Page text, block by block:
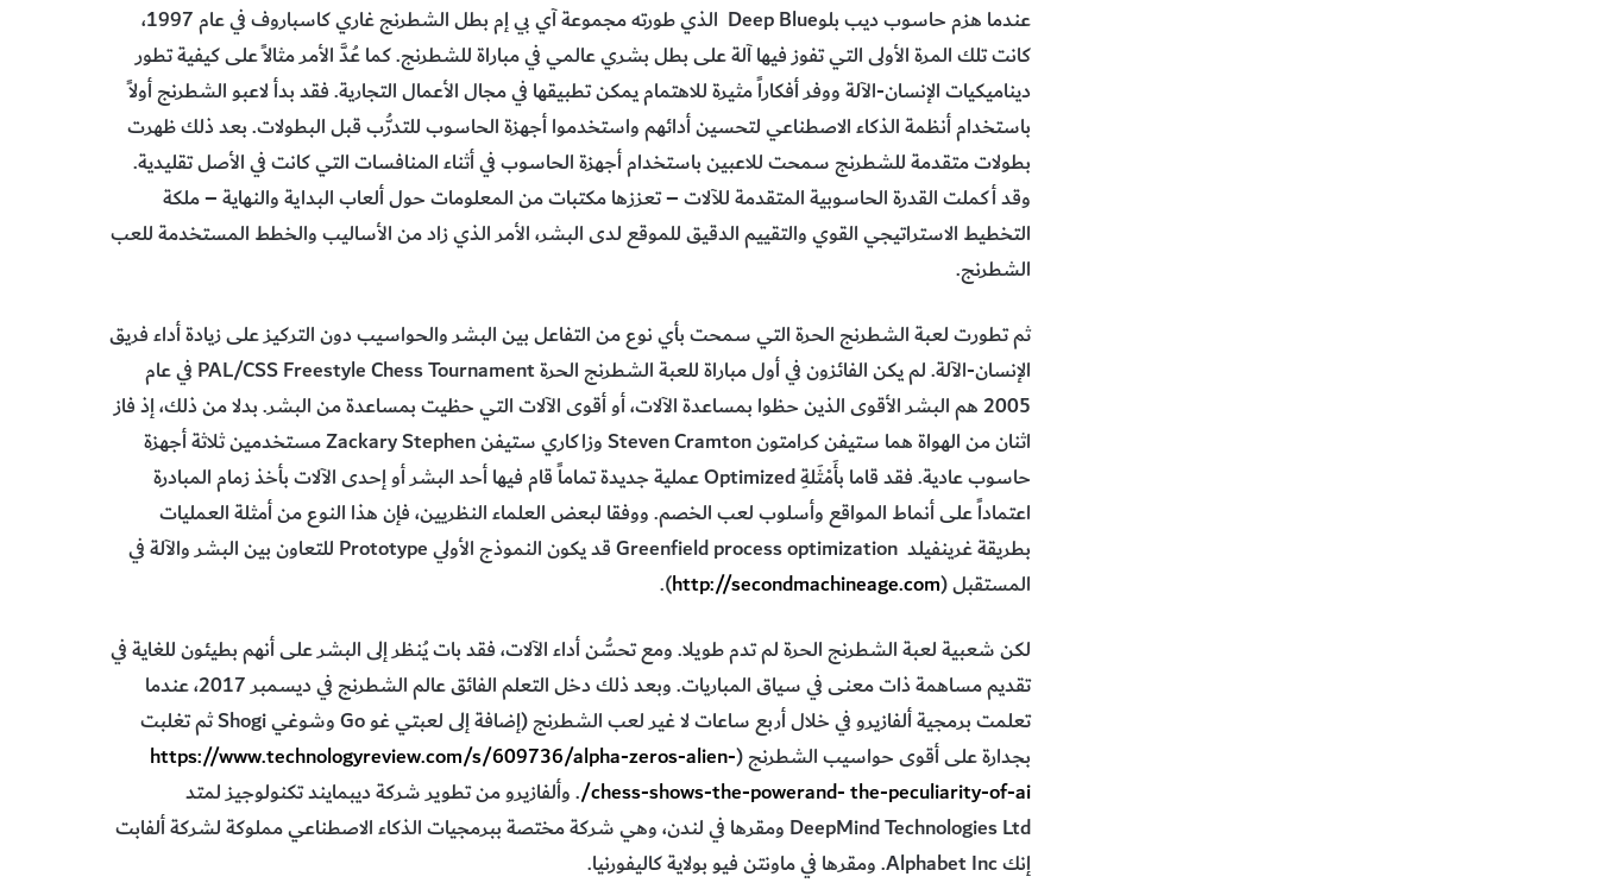
عندما هزم حاسوب ديب بلوDeep Blue الذي طورته مجموعة آي بي إم بطل الشطرنج غاري كاسباروف في عام 1997،
كانت تلك المرة الأولى التي تفوز فيها آلة على بطل بشري عالمي في مباراة للشطرنج. كما عُدَّ الأمر مثالاً على كيفية تطور
ديناميكيات الإنسان-الآلة ووفر أفكاراً مثيرة للاهتمام يمكن تطبيقها في مجال الأعمال التجارية. فقد بدأ لاعبو الشطرنج أولاً
باستخدام أنظمة الذكاء الاصطناعي لتحسين أدائهم واستخدموا أجهزة الحاسوب للتدرُّب قبل البطولات. بعد ذلك ظهرت
بطولات متقدمة للشطرنج سمحت للاعبين باستخدام أجهزة الحاسوب في أثناء المنافسات التي كانت في الأصل تقليدية.
وقد أكملت القدرة الحاسوبية المتقدمة للآلات – تعززها مكتبات من المعلومات حول ألعاب البداية والنهاية – ملكة
التخطيط الاستراتيجي القوي والتقييم الدقيق للموقع لدى البشر، الأمر الذي زاد من الأساليب والخطط المستخدمة للعب
الشطرنج.
ثم تطورت لعبة الشطرنج الحرة التي سمحت بأي نوع من التفاعل بين البشر والحواسيب دون التركيز على زيادة أداء فريق
الإنسان-الآلة. لم يكن الفائزون في أول مباراة للعبة الشطرنج الحرة PAL/CSS Freestyle Chess Tournament في عام
2005 هم البشر الأقوى الذين حظوا بمساعدة الآلات، أو أقوى الآلات التي حظيت بمساعدة من البشر. بدلا من ذلك، إذ فاز
اثنان من الهواة هما ستيفن كرامتون Steven Cramton وزاكاري ستيفن Zackary Stephen مستخدمين ثلاثة أجهزة
حاسوب عادية. فقد قاما بأَمْثَلةِ Optimized عملية جديدة تماماً قام فيها أحد البشر أو إحدى الآلات بأخذ زمام المبادرة
اعتماداً على أنماط المواقع وأسلوب لعب الخصم. ووفقا لبعض العلماء النظريين، فإن هذا النوع من أمثلة العمليات
بطريقة غرينفيلد Greenfield process optimization قد يكون النموذج الأولي Prototype للتعاون بين البشر والآلة في
المستقبل (http://secondmachineage.com
).
لكن شعبية لعبة الشطرنج الحرة لم تدم طويلا. ومع تحسُّن أداء الآلات، فقد بات يُنظر إلى البشر على أنهم بطيئون للغاية في
تقديم مساهمة ذات معنى في سياق المباريات. وبعد ذلك دخل التعلم الفائق عالم الشطرنج في ديسمبر 2017، عندما
تعلمت برمجية ألفازيرو في خلال أربع ساعات لا غير لعب الشطرنج (إضافة إلى لعبتي غو Go وشوغي Shogi ثم تغلبت
بجدارة على أقوى حواسيب الشطرنج (https://www.technologyreview.com/s/609736/alpha-zeros-alien-
chess-shows-the-powerand- the-peculiarity-of-ai/ . وألفازيرو من تطوير شركة ديبمايند تكنولوجيز لمتد
DeepMind Technologies Ltd ومقرها في لندن، وهي شركة مختصة ببرمجيات الذكاء الاصطناعي مملوكة لشركة ألفابت
إنك Alphabet Inc. ومقرها في ماونتن فيو بولاية كاليفورنيا.